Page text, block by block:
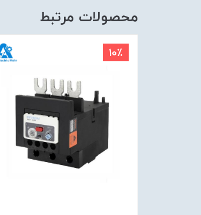
محصولات مرتبط
10٪